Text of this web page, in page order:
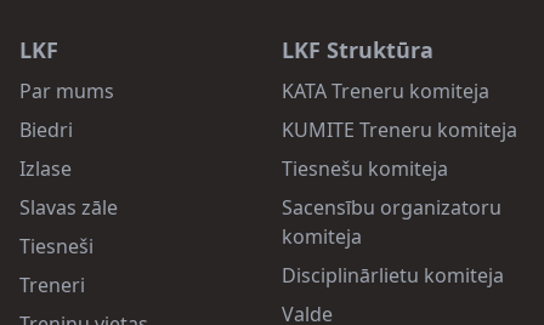
LKF
Par mums
Biedri
Izlase
Slavas zāle
Tiesneši
Treneri
LKF Struktūra
KATA Treneru komiteja
KUMITE Treneru komiteja
Tiesnešu komiteja
Sacensību organizatoru
komiteja
Disciplinārlietu komiteja
Valde